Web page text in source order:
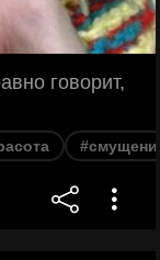
говорит,